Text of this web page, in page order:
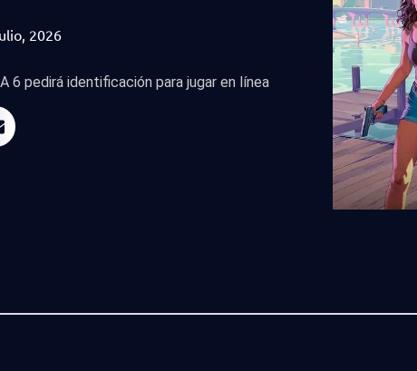
2026
6 pedirá identificación para jugar en línea